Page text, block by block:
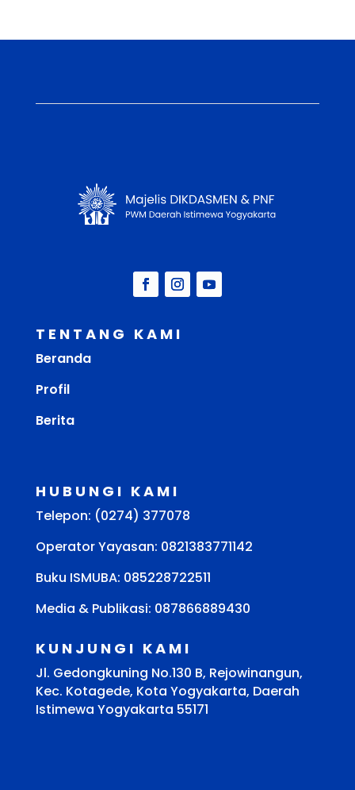
TENTANG KAMI
Beranda
Profil
Berita
HUBUNGI KAMI
Telepon: (0274) 377078
Operator Yayasan: 0821383771142
Buku ISMUBA: 085228722511
Media & Publikasi: 087866889430
KUNJUNGI KAMI
Jl. Gedongkuning No.130 B, Rejowinangun,
Kec. Kotagede, Kota Yogyakarta, Daerah
Istimewa Yogyakarta 55171